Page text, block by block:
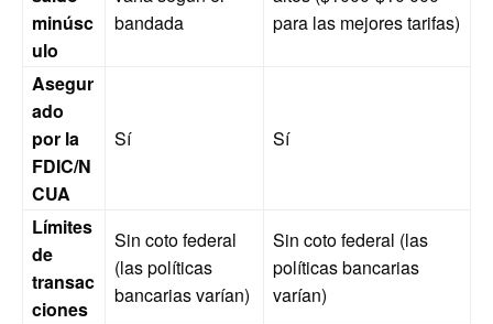
minúsc
ulo
bandada
para las mejores tarifas)
Asegur
ado
por la
FDIC/N
CUA
Sí Sí
Límites
de
transac
ciones
Sin coto federal
(las políticas
bancarias varían)
Sin coto federal (las
políticas bancarias
varían)